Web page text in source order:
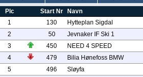
Plc Start Nr
Navn
1
130
Hytteplan Sigdal
2
50
Jevnaker IF Ski 1
3
450
NEED 4 SPEED
4
479
Bilia Hønefoss BMW
5
496
Sløyfa